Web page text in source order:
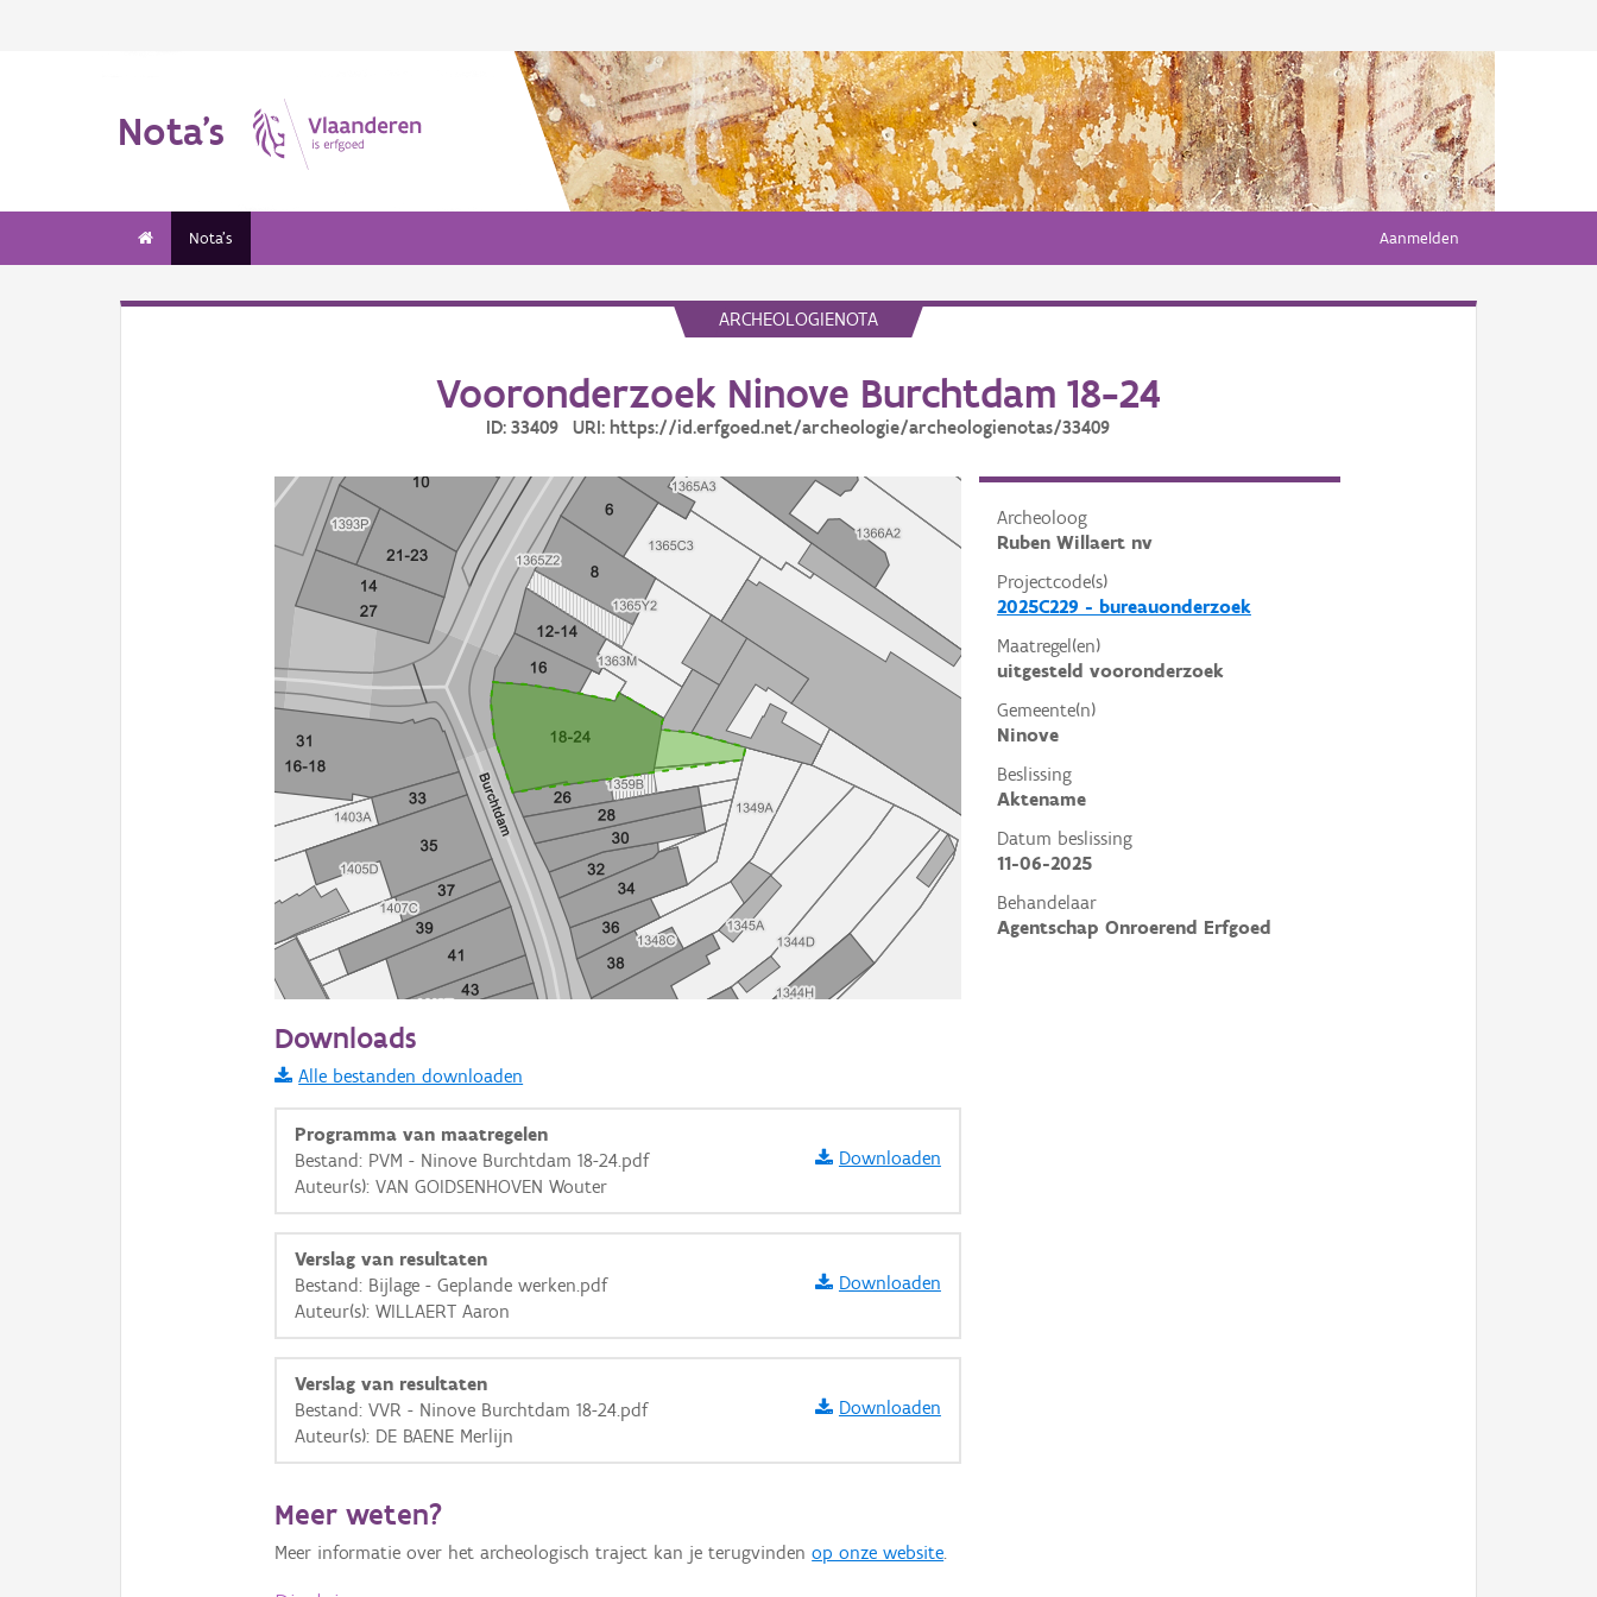
Nota's
Nota's Aanmelden
ARCHEOLOGIENOTA
Vooronderzoek Ninove Burchtdam 18-24
ID: 33409 URI: https://id.erfgoed.net/archeologie/archeologienotas/33409
Archeoloog
Ruben Willaert nv
Projectcode(s)
2025C229 - bureauonderzoek
Maatregel(en)
uitgesteld vooronderzoek
Gemeente(n)
Ninove
Beslissing
Aktename
Datum beslissing
11-06-2025
Behandelaar
Agentschap Onroerend Erfgoed
Informatie Vlaanderen
i
+ −
OSM-Basiskaart
Ortho
Downloads
Alle bestanden downloaden
Programma van maatregelen
Bestand: PVM - Ninove Burchtdam 18-24.pdf
Auteur(s): VAN GOIDSENHOVEN Wouter
Downloaden
Verslag van resultaten
Bestand: Bijlage - Geplande werken.pdf
Auteur(s): WILLAERT Aaron
Downloaden
Verslag van resultaten
Bestand: VVR - Ninove Burchtdam 18-24.pdf
Auteur(s): DE BAENE Merlijn
Downloaden
Meer weten?
Meer informatie over het archeologisch traject kan je terugvindenop onze website.